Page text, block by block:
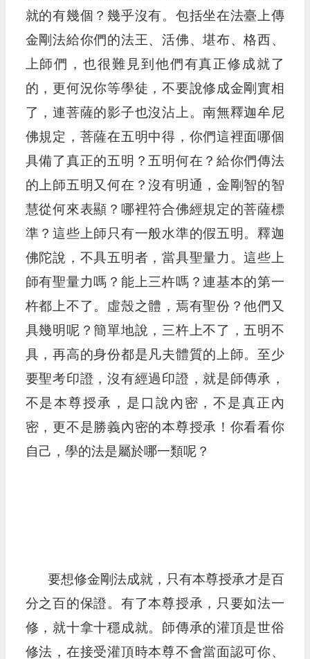
就的有幾個？幾乎沒有。包括坐在法臺上傳
金剛法給你們的法王、活佛、堪布、格西、
上師們，也很難見到他們有真正修成就了
的，更何況你等學徒，不要說修成金剛實相
了，連菩薩的影子也沒沾上。南無釋迦牟尼
佛規定，菩薩在五明中得，你們這裡面哪個
具備了真正的五明？五明何在？給你們傳法
的上師五明又何在？沒有明通，金剛智的智
慧從何來表顯？哪裡符合佛經規定的菩薩標
準？這些上師只有一般水準的假五明。釋迦
佛陀說，不具五明者，當具聖量力。這些上
師有聖量力嗎？能上三杵嗎？連基本的第一
杵都上不了。虛殼之體，焉有聖份？他們又
具幾明呢？簡單地說，三杵上不了，五明不
具，再高的身份都是凡夫體質的上師。至少
要聖考印證，沒有經過印證，就是師傳承，
不是本尊授承，是口說內密，不是真正內
密，更不是勝義內密的本尊授承！你看看你
自己，學的法是屬於哪一類呢？
要想修金剛法成就，只有本尊授承才是百
分之百的保證。有了本尊授承，只要如法一
修，就十拿十穩成就。師傳承的灌頂是世俗
修法，在接受灌頂時本尊不會當面認可你、